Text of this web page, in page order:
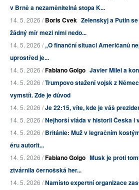
v Brně a nezaměnitelná stopa K...
14. 5. 2026 /Boris Cvek Zelenskyj a Putin
žádný mír mezi nimi nedo...
14. 5. 2026 /„O finanční situaci Američanů
uprostřed je...
14. 5. 2026 /Fabiano Golgo Javier Milei a
14. 5. 2026 /Trumpovo stažení vojsk z
vymstít. Zde je důvod
14. 5. 2026 /Je 22:15, víte, kde je váš
14. 5. 2026 /Nejhorší vláda v historii Česka i
14. 5. 2026 /Británie: Muž v legračním
éru autorit...
14. 5. 2026 /Fabiano Golgo Musk je proti
ztvárnila černošská her...
14. 5. 2026 /Namísto expertní organizace